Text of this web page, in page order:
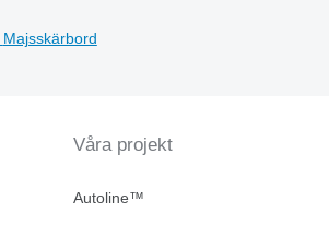
Majsskärbord
Våra projekt
Autoline™